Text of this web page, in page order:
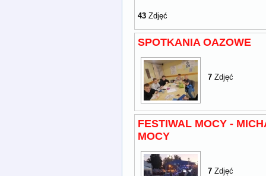
43 Zdjęć
SPOTKANIA OAZOWE
7 Zdjęć
FESTIWAL MOCY -
MOCY
7 Zdjęć